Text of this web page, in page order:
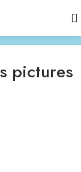
pictures